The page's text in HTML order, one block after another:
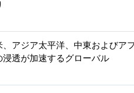
、アジア太平洋、中東およびア
浸透が加速するグローバル